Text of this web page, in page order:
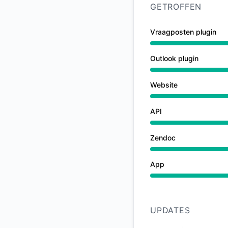
GETROFFEN
Vraagposten plugin
Grote storing van
Outlook plugin
Grote storing van
Website
Grote storing van
API
Grote storing van
Zendoc
Operationeel van
App
Grote storing van
UPDATES